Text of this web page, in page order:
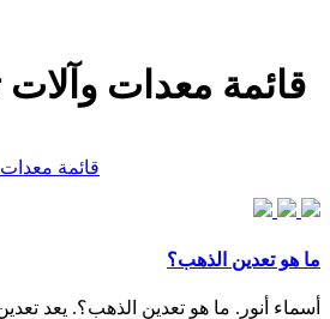
قائمة معدات
قائمة
ما هو تعدين الذهب؟
أسماء أنور. ما هو تعدين الذهب؟. يعد